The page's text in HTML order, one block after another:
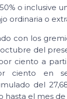
o inclusive
ordinaria o
con los
del
ciento a
ciento en
del
hasta el mes